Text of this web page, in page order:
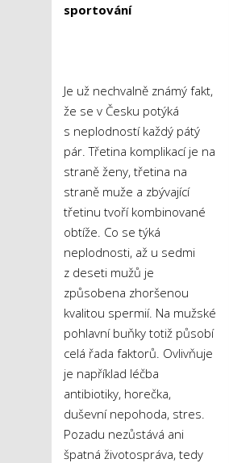
sportování
Je už nechvalně známý fakt,
že se v Česku potýká
s neplodností každý pátý
pár. Třetina komplikací je na
straně ženy, třetina na
straně muže a zbývající
třetinu tvoří kombinované
obtíže. Co se týká
neplodnosti, až u sedmi
z deseti mužů je
způsobena zhoršenou
kvalitou spermií. Na mužské
pohlavní buňky totiž působí
celá řada faktorů. Ovlivňuje
je například léčba
antibiotiky, horečka,
duševní nepohoda, stres.
Pozadu nezůstává ani
špatná životospráva, tedy